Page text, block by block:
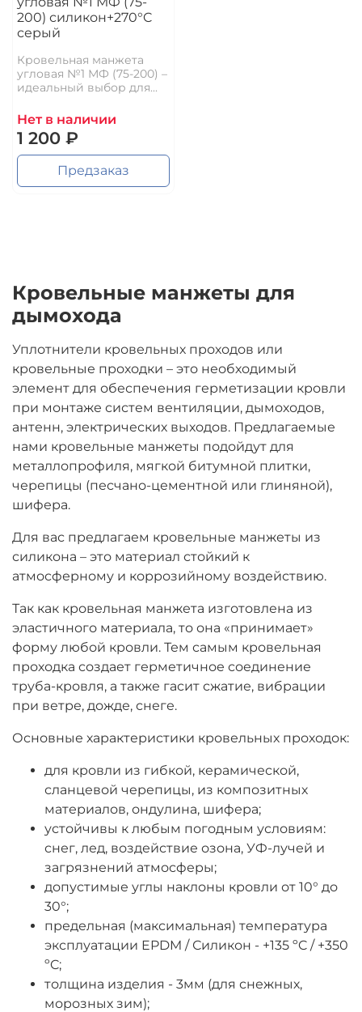
200) силикон+270°C
серый
Кровельная манжета
угловая №1 МФ (75-200) –
идеальный выбор для...
Нет в наличии
1 200 ₽
Предзаказ
Кровельные манжеты для
дымохода
Уплотнители кровельных проходов или
кровельные проходки – это необходимый
элемент для обеспечения герметизации кровли
при монтаже систем вентиляции, дымоходов,
антенн, электрических выходов. Предлагаемые
нами кровельные манжеты подойдут для
металлопрофиля, мягкой битумной плитки,
черепицы (песчано-цементной или глиняной),
шифера.
Для вас предлагаем кровельные манжеты из
силикона – это материал стойкий к
атмосферному и коррозийному воздействию.
Так как кровельная манжета изготовлена из
эластичного материала, то она «принимает»
форму любой кровли. Тем самым кровельная
проходка создает герметичное соединение
труба-кровля, а также гасит сжатие, вибрации
при ветре, дожде, снеге.
Основные характеристики кровельных проходок:
для кровли из гибкой, керамической,
сланцевой черепицы, из композитных
материалов, ондулина, шифера;
устойчивы к любым погодным условиям:
снег, лед, воздействие озона, УФ-лучей и
загрязнений атмосферы;
допустимые углы наклоны кровли от 10° до
30°;
предельная (максимальная) температура
эксплуатации EPDM / Силикон - +135 ºC / +350
ºC;
толщина изделия - 3мм (для снежных,
морозных зим);